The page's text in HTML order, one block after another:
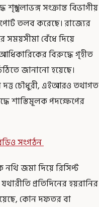
সংক্রান্ত বিভাগীয়
তলব করেছে। রাজ্যের
বেঁধে দিয়ে
বিরুদ্ধে গৃহীত
জানানো হয়েছে।
দত্ত চৌধুরী, এইআরও তথাগত
শাস্তিমূলক পদক্ষেপের
সংগঠন
জমা দিয়ে রিসিপ্ট
প্রতিদিনের হয়রানির
কোন দফতর বা